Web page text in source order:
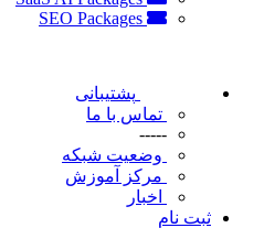
پشتیبانی
تماس با ما
-----
وضعیت شبکه
مرکز آموزش
اخبار
ثبت نام